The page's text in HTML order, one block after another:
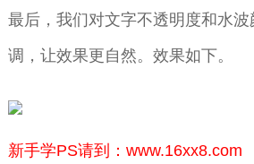
最后，我们对文字不透明度和水
调，让效果更自然。效果如下。
新手学PS请到：www.16xx8.com